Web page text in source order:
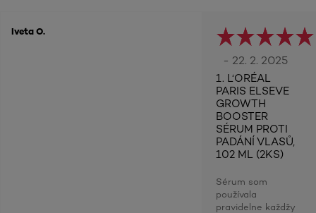
Iveta O.
- 22. 2. 2025
1. L‘ORÉAL
PARIS ELSEVE
GROWTH
BOOSTER
SÉRUM PROTI
PADÁNÍ VLASŮ,
102 ML (2KS)
Sérum som
používala
pravidelne každžy